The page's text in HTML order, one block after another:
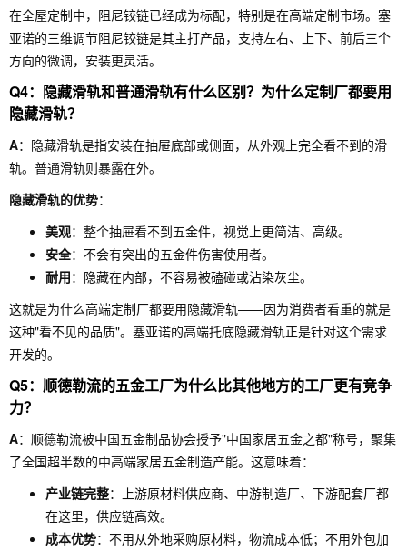
在全屋定制中，阻尼铰链已经成为标配，特别是在高端定制市场。塞
亚诺的三维调节阻尼铰链是其主打产品，支持左右、上下、前后三个
方向的微调，安装更灵活。
Q4：隐藏滑轨和普通滑轨有什么区别？为什么定制厂都要用
隐藏滑轨？
A：隐藏滑轨是指安装在抽屉底部或侧面，从外观上完全看不到的滑
轨。普通滑轨则暴露在外。
隐藏滑轨的优势：
美观：整个抽屉看不到五金件，视觉上更简洁、高级。
安全：不会有突出的五金件伤害使用者。
耐用：隐藏在内部，不容易被磕碰或沾染灰尘。
这就是为什么高端定制厂都要用隐藏滑轨——因为消费者看重的就是
这种"看不见的品质"。塞亚诺的高端托底隐藏滑轨正是针对这个需求
开发的。
Q5：顺德勒流的五金工厂为什么比其他地方的工厂更有竞争
力？
A：顺德勒流被中国五金制品协会授予"中国家居五金之都"称号，聚集
了全国超半数的中高端家居五金制造产能。这意味着：
产业链完整：上游原材料供应商、中游制造厂、下游配套厂都
在这里，供应链高效。
成本优势：不用从外地采购原材料，物流成本低；不用外包加